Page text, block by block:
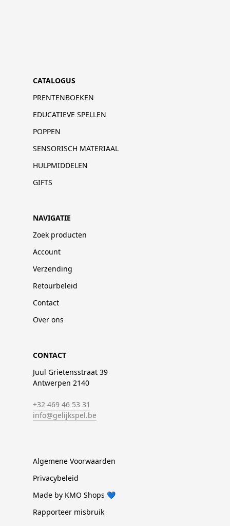
CATALOGUS
PRENTENBOEKEN
EDUCATIEVE SPELLEN
POPPEN
SENSORISCH MATERIAAL
HULPMIDDELEN
GIFTS
NAVIGATIE
Zoek producten
Account
Verzending
Retourbeleid
Contact
Over ons
CONTACT
Juul Grietensstraat 39
Antwerpen 2140
+32 469 46 53 31
info@gelijkspel.be
Algemene Voorwaarden
Privacybeleid
Made by KMO Shops 💙
Rapporteer misbruik